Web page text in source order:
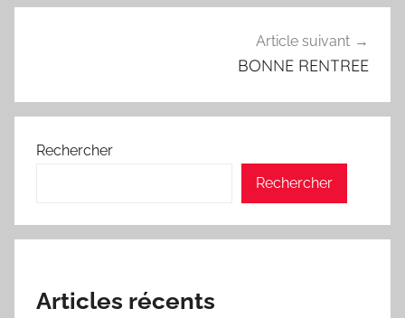
Article suivant
BONNE RENTREE
Rechercher
Rechercher
Articles récents